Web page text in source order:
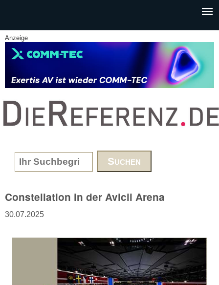
Anzeige
www.DieReferenz.de
Search form
Constellation in der Avicii Arena
30.07.2025